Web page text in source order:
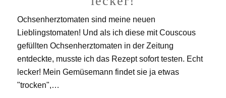
Ochsenherztomaten sind meine neuen
Lieblingstomaten! Und als ich diese mit Couscous
gefüllten Ochsenherztomaten in der Zeitung
entdeckte, musste ich das Rezept sofort testen. Echt
lecker! Mein Gemüsemann findet sie ja etwas
"trocken",…